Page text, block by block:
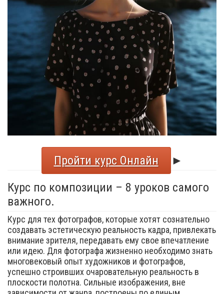
Пройти курс Онлайн
►
Курс по композиции – 8 уроков самого
важного.
Курс для тех фотографов, которые хотят сознательно
создавать эстетическую реальность кадра, привлекать
внимание зрителя, передавать ему свое впечатление
или идею. Для фотографа жизненно необходимо знать
многовековый опыт художников и фотографов,
успешно строивших очаровательную реальность в
плоскости полотна. Сильные изображения, вне